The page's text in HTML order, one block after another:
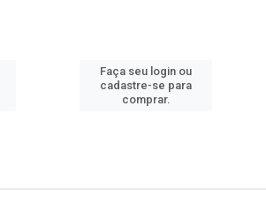
Faça seu login ou
cadastre-se para
comprar.